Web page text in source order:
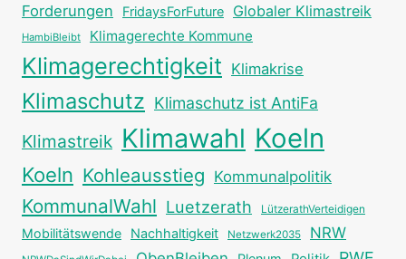
Forderungen FridaysForFuture Globaler Klimastreik
HambiBleibt Klimagerechte Kommune
Klimagerechtigkeit Klimakrise
Klimaschutz Klimaschutz ist AntiFa
Klimastreik Klimawahl Koeln
Koeln Kohleausstieg Kommunalpolitik
KommunalWahl Luetzerath LützerathVerteidigen
Mobilitätswende Nachhaltigkeit Netzwerk2035 NRW